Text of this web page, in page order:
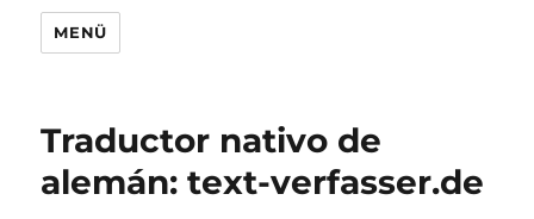
MENÜ
Traductor nativo de
alemán: text-verfasser.de